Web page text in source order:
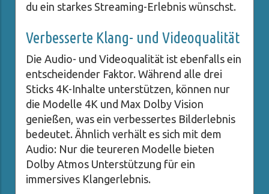
du ein starkes Streaming-Erlebnis wünschst.
Verbesserte Klang- und Videoqualität
Die Audio- und Videoqualität ist ebenfalls ein
entscheidender Faktor. Während alle drei
Sticks 4K-Inhalte unterstützen, können nur
die Modelle 4K und Max Dolby Vision
genießen, was ein verbessertes Bilderlebnis
bedeutet. Ähnlich verhält es sich mit dem
Audio: Nur die teureren Modelle bieten
Dolby Atmos Unterstützung für ein
immersives Klangerlebnis.